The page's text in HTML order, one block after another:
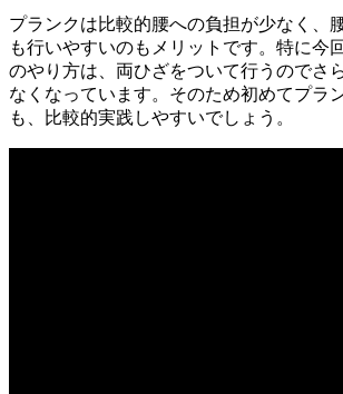
プランクは比較的腰への負担が少なく、
も行いやすいのもメリットです。特に今
のやり方は、両ひざをついて行うのでさ
なくなっています。そのため初めてプラ
も、比較的実践しやすいでしょう。